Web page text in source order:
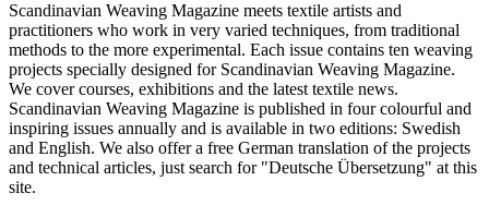
Scandinavian Weaving Magazine meets textile artists and
practitioners who work in very varied techniques, from traditional
methods to the more experimental. Each issue contains ten weaving
projects specially designed for Scandinavian Weaving Magazine.
We cover courses, exhibitions and the latest textile news.
Scandinavian Weaving Magazine is published in four colourful and
inspiring issues annually and is available in two editions: Swedish
and English. We also offer a free German translation of the projects
and technical articles, just search for "Deutsche Übersetzung" at this
site.